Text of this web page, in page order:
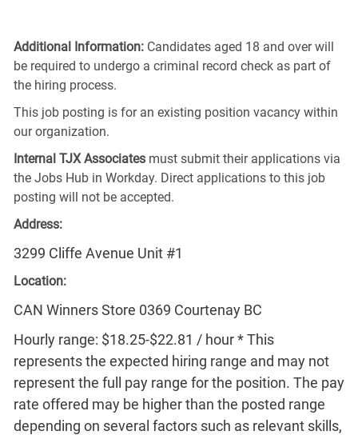
Additional Information:Candidates aged 18 and over will
be required to undergo a criminal record check as part of
the hiring process.
This job posting is for an existing position vacancy within
our organization.
Internal TJX Associates must submit their applications via
the Jobs Hub in Workday. Direct applications to this job
posting will not be accepted.
Address:
3299 Cliffe Avenue Unit #1
Location:
CAN Winners Store 0369 Courtenay BC
Hourly range: $18.25-$22.81 / hour * This
represents the expected hiring range and may not
represent the full pay range for the position. The pay
rate offered may be higher than the posted range
depending on several factors such as relevant skills,